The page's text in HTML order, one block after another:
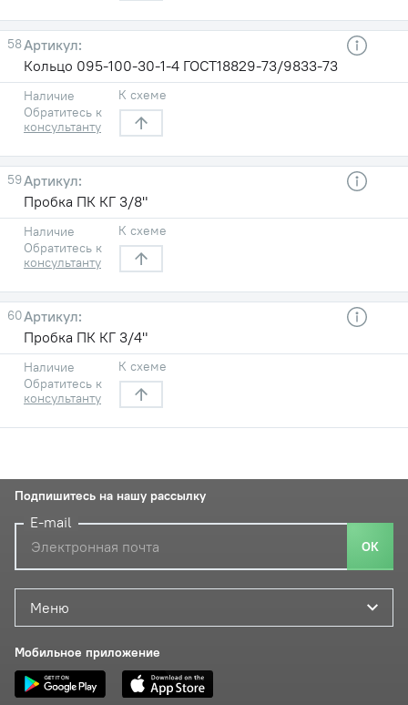
58
Кольцо 095-100-30-1-4 ГОСТ18829-73/9833-73
Наличие
Обратитесь к
консультанту
К схеме
59
Пробка ПК КГ 3/8"
Наличие
Обратитесь к
консультанту
К схеме
60
Пробка ПК КГ 3/4"
Наличие
Обратитесь к
консультанту
К схеме
Меню
Мобильное приложение
Подпишитесь на нашу рассылку
E-mail
ОК